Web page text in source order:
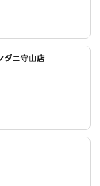
ダニ守山店